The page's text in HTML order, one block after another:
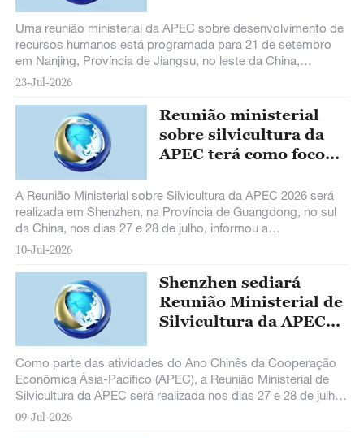
Uma reunião ministerial da APEC sobre desenvolvimento de
recursos humanos está programada para 21 de setembro
em Nanjing, Província de Jiangsu, no leste da China,
informou o Ministério dos Recursos Humanos e da
23-Jul-2026
Reunião ministerial
sobre silvicultura da
APEC terá como foco
A Reunião Ministerial sobre Silvicultura da APEC 2026 será
realizada em Shenzhen, na Província de Guangdong, no sul
da China, nos dias 27 e 28 de julho, informou a
Administração Nacional de Florestas e Pastagens na quinta-
10-Jul-2026
Shenzhen sediará
Reunião Ministerial de
Silvicultura da APEC
Como parte das atividades do Ano Chinês da Cooperação
Econômica Ásia-Pacífico (APEC), a Reunião Ministerial de
Silvicultura da APEC será realizada nos dias 27 e 28 de julho,
em Shenzhen, no sul da
09-Jul-2026